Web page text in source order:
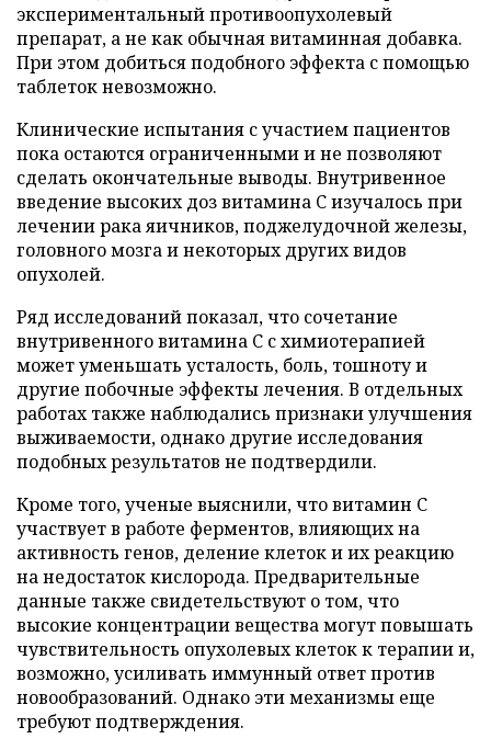
экспериментальный противоопухолевый
препарат, а не как обычная витаминная добавка.
При этом добиться подобного эффекта с помощью
таблеток невозможно.
Клинические испытания с участием пациентов
пока остаются ограниченными и не позволяют
сделать окончательные выводы. Внутривенное
введение высоких доз витамина C изучалось при
лечении рака яичников, поджелудочной железы,
головного мозга и некоторых других видов
опухолей.
Ряд исследований показал, что сочетание
внутривенного витамина C с химиотерапией
может уменьшать усталость, боль, тошноту и
другие побочные эффекты лечения. В отдельных
работах также наблюдались признаки улучшения
выживаемости, однако другие исследования
подобных результатов не подтвердили.
Кроме того, ученые выяснили, что витамин C
участвует в работе ферментов, влияющих на
активность генов, деление клеток и их реакцию
на недостаток кислорода. Предварительные
данные также свидетельствуют о том, что
высокие концентрации вещества могут повышать
чувствительность опухолевых клеток к терапии и,
возможно, усиливать иммунный ответ против
новообразований. Однако эти механизмы еще
требуют подтверждения.